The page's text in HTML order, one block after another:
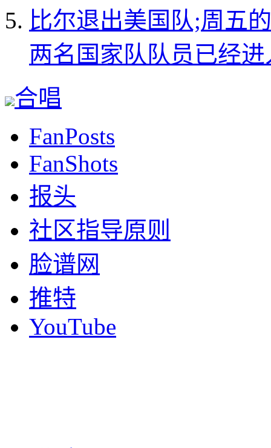
比尔退出美国队;周五
两名国家队队员已经
合唱
FanPosts
FanShots
报头
社区指导原则
脸谱网
推特
YouTube